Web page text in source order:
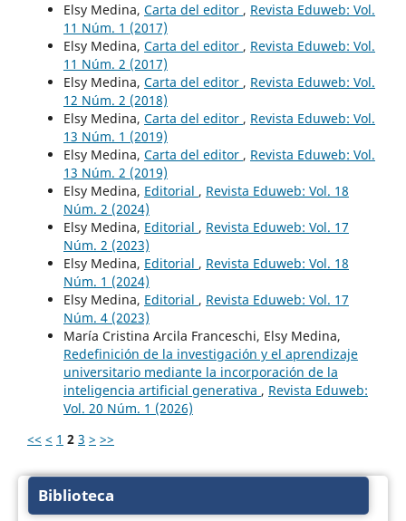
Elsy Medina, Carta del editor , Revista Eduweb: Vol.
11 Núm. 1 (2017)
Elsy Medina, Carta del editor , Revista Eduweb: Vol.
11 Núm. 2 (2017)
Elsy Medina, Carta del editor , Revista Eduweb: Vol.
12 Núm. 2 (2018)
Elsy Medina, Carta del editor , Revista Eduweb: Vol.
13 Núm. 1 (2019)
Elsy Medina, Carta del editor , Revista Eduweb: Vol.
13 Núm. 2 (2019)
Elsy Medina, Editorial , Revista Eduweb: Vol. 18
Núm. 2 (2024)
Elsy Medina, Editorial , Revista Eduweb: Vol. 17
Núm. 2 (2023)
Elsy Medina, Editorial , Revista Eduweb: Vol. 18
Núm. 1 (2024)
Elsy Medina, Editorial , Revista Eduweb: Vol. 17
Núm. 4 (2023)
María Cristina Arcila Franceschi, Elsy Medina,
Redefinición de la investigación y el aprendizaje
universitario mediante la incorporación de la
inteligencia artificial generativa , Revista Eduweb:
Vol. 20 Núm. 1 (2026)
<< < 1 2 3 > >>
Biblioteca